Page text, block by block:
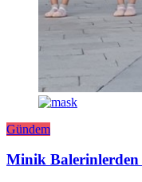
Gündem
Minik Balerinlerden